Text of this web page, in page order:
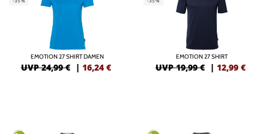
EMOTION 27 SHIRT DAMEN
UVP 24,99 € | 16,24 €
EMOTION 27 SHIRT
UVP 19,99 € | 12,99 €